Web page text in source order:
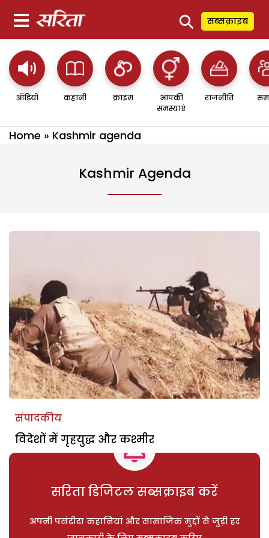
⚲ सब्सक्राइब
ऑडियो कहानी क्राइम
आपकी
समस्याएं
राजनीति
Home » Kashmir agenda
Kashmir Agenda
संपादकीय
विदेशों में गृहयुद्ध और कश्मीर
सरिता डिजिटल सब्सक्राइब करें
अपनी पसंदीदा कहानियां और सामाजिक मुद्दों से जुड़ी हर